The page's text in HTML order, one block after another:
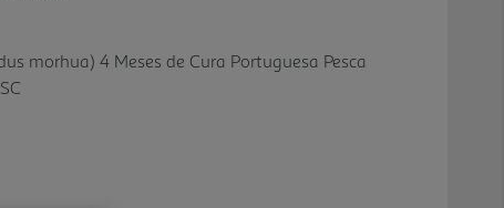
morhua) 4 Meses de Cura Portuguesa Pesca